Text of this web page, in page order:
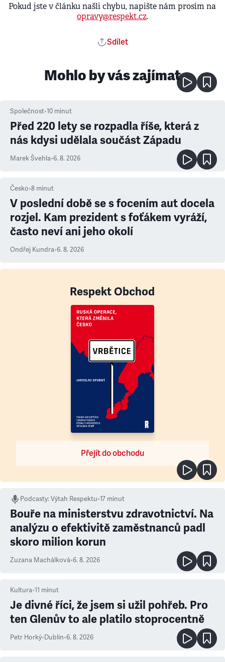
Pokud jste v článku našli chybu, napište nám prosím na
opravy@respekt.cz.
Sdílet
Mohlo by vás zajímat
Společnost•10 minut
Před 220 lety se rozpadla říše, která z
nás kdysi udělala součást Západu
Marek Švehla•6. 8. 2026
Česko•8 minut
V poslední době se s focením aut docela
rozjel. Kam prezident s foťákem vyráží,
často neví ani jeho okolí
Ondřej Kundra•6. 8. 2026
Respekt Obchod
Přejít do obchodu
Podcasty:Výtah Respektu•17 minut
Bouře na ministerstvu zdravotnictví. Na
analýzu o efektivitě zaměstnanců padl
skoro milion korun
Zuzana Machálková•6. 8. 2026
Kultura•11 minut
Je divné říci, že jsem si užil pohřeb. Pro
ten Glenův to ale platilo stoprocentně
Petr Horký•Dublin•6. 8. 2026